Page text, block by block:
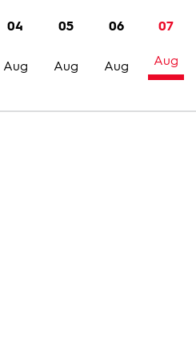
Trailer
Bilder
04
Aug
05
Aug
06
Aug
07
Aug